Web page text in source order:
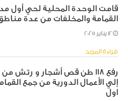
قامت الوحدة المحلية لحي أول
القمامة والمخلفات من عدة
قراءة المزيد
رفع ١١٨ طن قص أشجار و رتش
إلي الأعمال الدورية من جمع
اول